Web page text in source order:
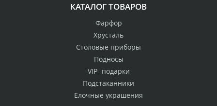
КАТАЛОГ ТОВАРОВ
Фарфор
Хрусталь
Столовые приборы
Подносы
VIP- подарки
Подстаканники
Елочные украшения